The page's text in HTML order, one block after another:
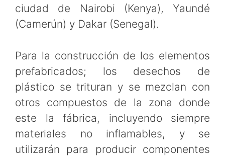
ciudad de Nairobi (Kenya), Yaundé
(Camerún) y Dakar (Senegal).
Para la construcción de los elementos
prefabricados; los desechos de
plástico se trituran y se mezclan con
otros compuestos de la zona donde
este la fábrica, incluyendo siempre
materiales no inflamables, y se
utilizarán para producir componentes